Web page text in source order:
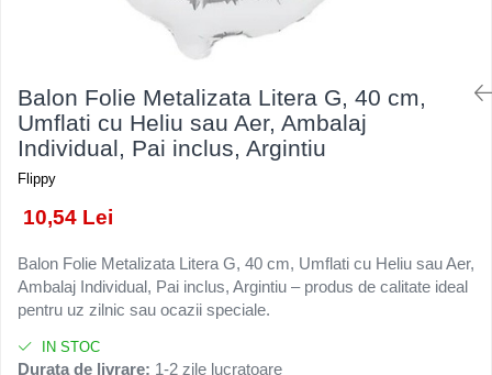
Ustensile pentru Bucătărie
Accesorii Ingrijire Casa
Cutii depozitare
Diverse Casa
Lumanari
Maturi, Perii, Mopuri si Galeti
Perne Voiaj, Paturi si Textile
Produse ingrijire incaltaminte
Radiatoare si Seminee electrice
Baloane si Accesorii Absolvire
Banda adeziva
Confetti
Costume si Deghizare
Fete Masa si Perdele Franjurate
Pompe Baloane
Seturi si Arcade Baloane
Tematica Nunta
Liniar / Sir
Ornamente Brad
Suport Decorativ Lumanare
Kendama Rubber Grip V3 Cupe
Kendama Super Sticky V2 Cupe
Mari
Balon Folie Metalizata Litera G, 40 cm,
Umflati cu Heliu sau Aer, Ambalaj
Individual, Pai inclus, Argintiu
Flippy
10,54 Lei
Balon Folie Metalizata Litera G, 40 cm, Umflati cu Heliu sau Aer,
Ambalaj Individual, Pai inclus, Argintiu – produs de calitate ideal
pentru uz zilnic sau ocazii speciale.
IN STOC
Durata de livrare: 1-2 zile lucratoare